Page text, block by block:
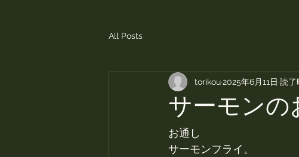
All Posts
サーモンの
torikou2025年6月11日 読了
お通し
サーモンフライ。